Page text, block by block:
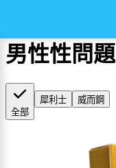
男性性問題
全部
犀利士 威而鋼